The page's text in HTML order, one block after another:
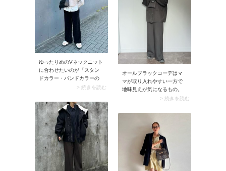
ろん、ダウンスタイルにプ
ラスするだけでも素敵。
オールブラックコーデはマ
マが取り入れやすい一方で
地味見えが気になるもの。
その場合はスナップのよう
ど、旬の小物を合わせれば
簡単に攻略できますよ。た
ちまちトレンド感たっぷり
な着こなしに。
> 続きを読む
ゆったりめのVネックニット
に合わせたいのが「スタン
ドカラー・バンドカラーの
シャツ」。キリッとしたシ
コーデを端正な雰囲気に。
裾を出したままでもダラし
なく見えることなく、リラ
クシーなレイヤードスタイ
ルを楽しめます。
> 続きを読む